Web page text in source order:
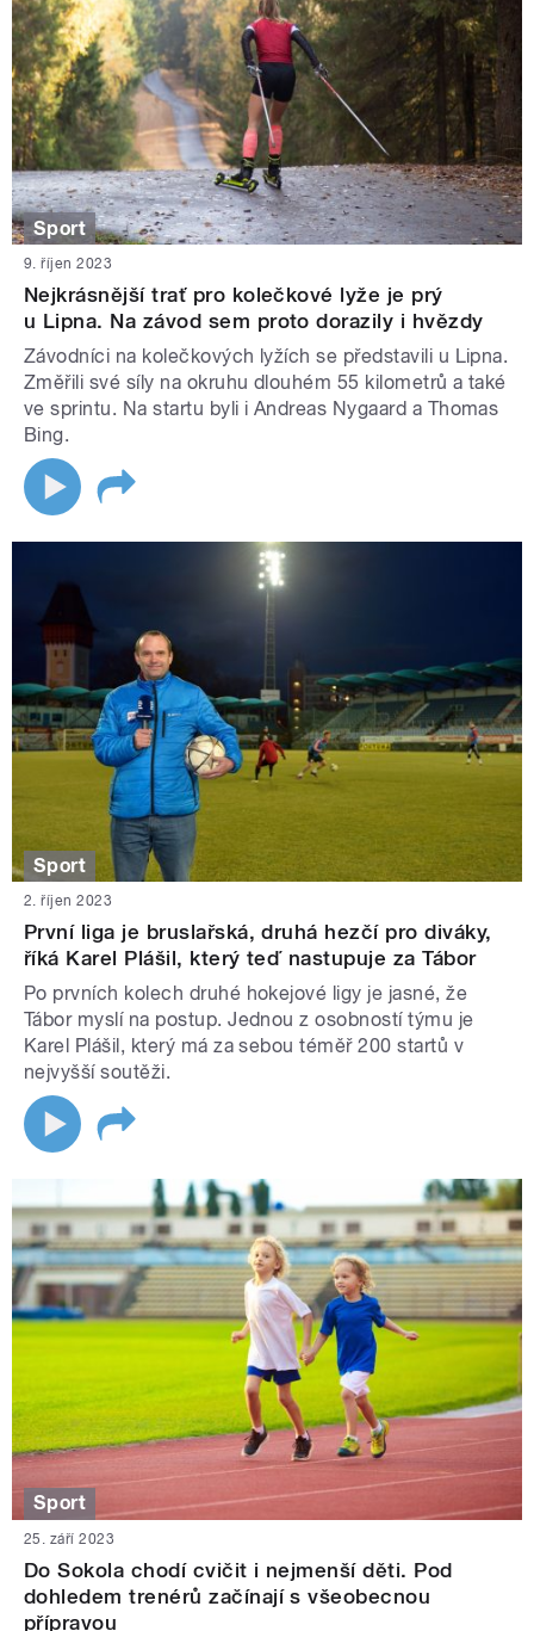
Sport
9. říjen 2023
Nejkrásnější trať pro kolečkové lyže je prý
u Lipna. Na závod sem proto dorazily i hvězdy
Závodníci na kolečkových lyžích se představili u Lipna.
Změřili své síly na okruhu dlouhém 55 kilometrů a také
ve sprintu. Na startu byli i Andreas Nygaard a Thomas
Bing.
Sport
2. říjen 2023
První liga je bruslařská, druhá hezčí pro diváky,
říká Karel Plášil, který teď nastupuje za Tábor
Po prvních kolech druhé hokejové ligy je jasné, že
Tábor myslí na postup. Jednou z osobností týmu je
Karel Plášil, který má za sebou téměř 200 startů v
nejvyšší soutěži.
Sport
25. září 2023
Do Sokola chodí cvičit i nejmenší děti. Pod
dohledem trenérů začínají s všeobecnou
přípravou